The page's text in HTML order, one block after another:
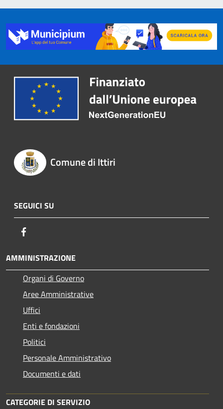
Comune di Ittiri
SEGUICI SU
AMMINISTRAZIONE
Organi di Governo
Aree Amministrative
Uffici
Enti e fondazioni
Politici
Personale Amministrativo
Documenti e dati
CATEGORIE DI SERVIZIO